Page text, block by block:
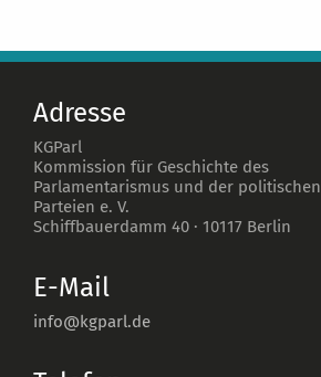
Adresse
KGParl
Kommission für Geschichte des
Parlamentarismus und der politischen
Parteien e. V.
Schiffbauerdamm 40 · 10117 Berlin
E-Mail
info@kgparl.de